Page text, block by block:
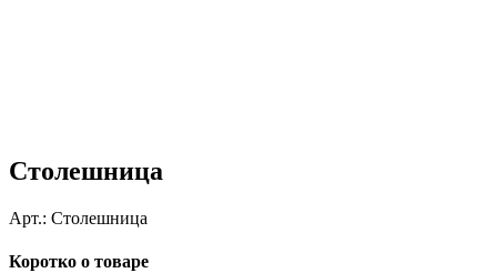
Столешница
Арт.: Столешница
Коротко о товаре